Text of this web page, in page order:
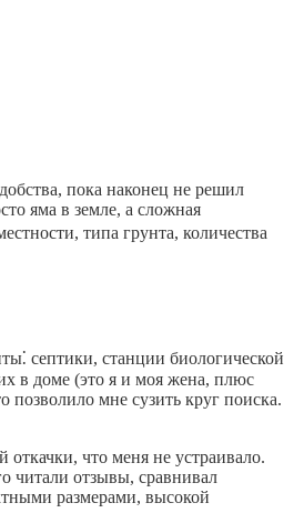
пока наконец не решил
яма в земле, а сложная
типа грунта, количества
септики, станции биологической
в доме (это я и моя жена, плюс
позволило мне сузить круг поиска.
что меня не устраивало.
читали отзывы, сравнивал
размерами, высокой